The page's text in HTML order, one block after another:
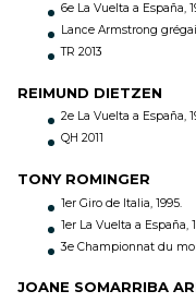
6e La Vuelta a España,
Lance Armstrong
TR 2013
REIMUND DIETZEN
2e La Vuelta a España,
QH 2011
TONY ROMINGER
1er Giro de Italia, 1995.
1er La Vuelta a España,
3e Championnat du
JOANE SOMARRIBA